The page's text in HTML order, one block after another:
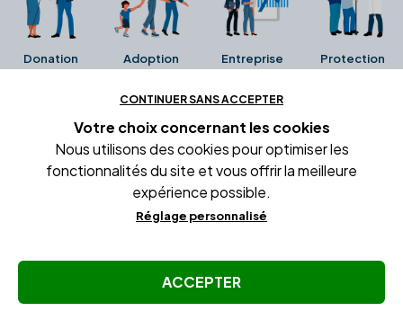
Donation Adoption Entreprise Protection
Ces avis proviennent directement de la fiche Google
Business de l'office notarial. Ils n'ont ni été collectés ni
été vérifiés par Alexia.fr.
Conditions générales d'utilisation
Gestion des cookies
© Copyright Alexia Notaire 2026
CONTINUER SANS ACCEPTER
Votre choix concernant les cookies
Nous utilisons des cookies pour optimiser les
fonctionnalités du site et vous offrir la meilleure
expérience possible.
Réglage personnalisé
ACCEPTER